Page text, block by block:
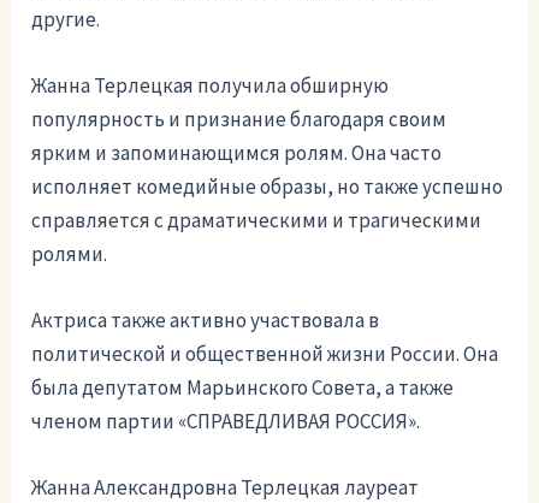
другие.
Жанна Терлецкая получила обширную
популярность и признание благодаря своим
ярким и запоминающимся ролям. Она часто
исполняет комедийные образы, но также успешно
справляется с драматическими и трагическими
ролями.
Актриса также активно участвовала в
политической и общественной жизни России. Она
была депутатом Марьинского Совета, а также
членом партии «СПРАВЕДЛИВАЯ РОССИЯ».
Жанна Александровна Терлецкая лауреат